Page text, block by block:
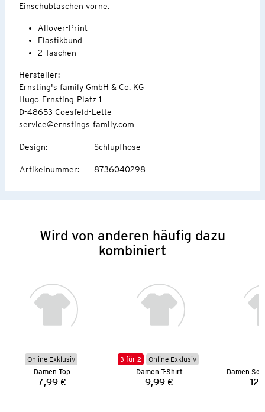
Einschubtaschen vorne.
Allover-Print
Elastikbund
2 Taschen
Hersteller:
Ernsting's family GmbH & Co. KG
Hugo-Ernsting-Platz 1
D-48653 Coesfeld-Lette
service@ernstings-family.com
Design: Schlupfhose
Artikelnummer: 8736040298
Wird von anderen häufig dazu
kombiniert
Online Exklusiv
Damen Top
Preis:
7,99 €
3 für 2
Online Exklusiv
Damen T-Shirt
Preis:
9,99 €